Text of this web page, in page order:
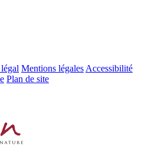
Mentions légales Accessibilité
Plan de site